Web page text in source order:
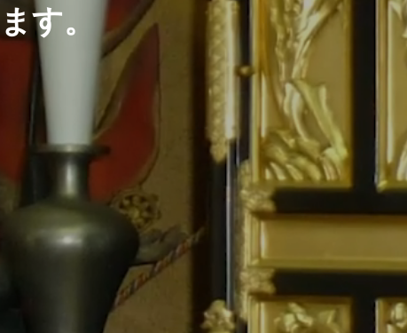
ます。